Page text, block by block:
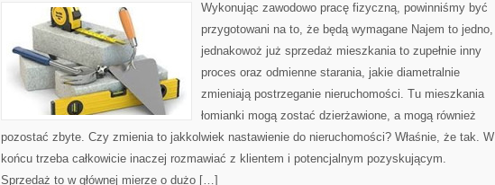
WYNAJĘCIEM
NIC
Wykonując zawodowo pracę fizyczną, powinniśmy być
przygotowani na to, że będą wymagane Najem to jedno,
jednakowoż już sprzedaż mieszkania to zupełnie inny
proces oraz odmienne starania, jakie diametralnie
zmieniają postrzeganie nieruchomości. Tu mieszkania
łomianki mogą zostać dzierżawione, a mogą również
pozostać zbyte. Czy zmienia to jakkolwiek nastawienie do nieruchomości? Właśnie, że tak. W
końcu trzeba całkowicie inaczej rozmawiać z klientem i potencjalnym pozyskującym.
Sprzedaż to w głównej mierze o dużo […]